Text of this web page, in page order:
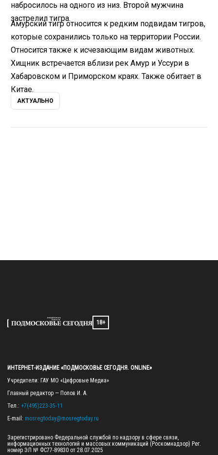
набросилось на одного из низ. Второй мужчина
застрелил тигра.
Амурский тигр относится к редким подвидам тигров,
которые сохранились только на территории России.
Относится также к исчезающим видам животных.
Хищник встречается вблизи рек Амур и Уссури в
Хабаровском и Приморском краях. Также обитает в
Китае.
АКТУАЛЬНО
18+
ИНТЕРНЕТ-ИЗДАНИЕ «ПОДМОСКОВЬЕ СЕГОДНЯ. ONLINE»
Учредители: ГАУ МО «Цифровые Медиа»
Главный редактор — Попов И. А.
Тел.: +7(495)223-35-11
E-mail: mosregtoday@mosregtoday.ru
Зарегистрировано Федеральной службой по надзору в сфере связи,
информационных технологий и массовых коммуникаций (Роскомнадзор) Рег.
номер ЭЛ № ФС77-89830 от 28.07.2025